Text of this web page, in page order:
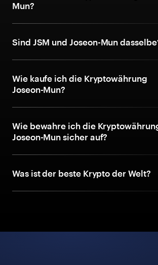
Mun?
Sind JSM und Joseon-Mun
Wie kaufe ich die Kryptowährung
Joseon-Mun?
Wie bewahre ich die
Joseon-Mun sicher auf?
Was ist der beste Krypto der Welt?